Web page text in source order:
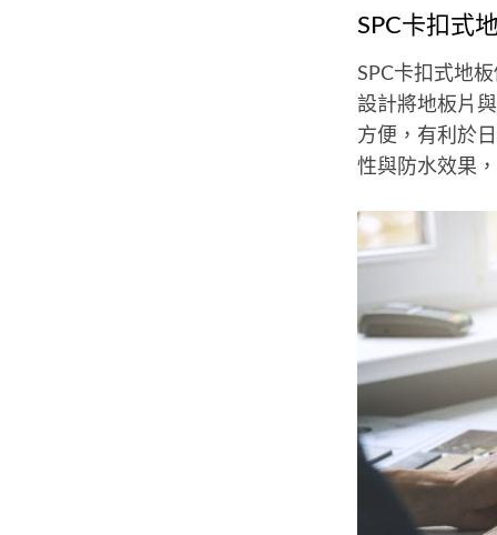
SPC卡扣式
SPC卡扣式地
設計將地板片
方便，有利於
性與防水效果